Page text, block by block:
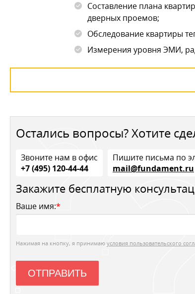
Составление плана
дверных проемов;
Обследование квартиры
Измерения уровня ЭМИ,
Остались вопросы? Хотите
Звоните нам в офис
+7 (495) 120-44-44
Пишите письма по
mail@fundament.ru
Закажите бесплатную
Ваше имя:*
Нажимая на кнопку, я принимаю условия пользовательского
ОТПРАВИТЬ